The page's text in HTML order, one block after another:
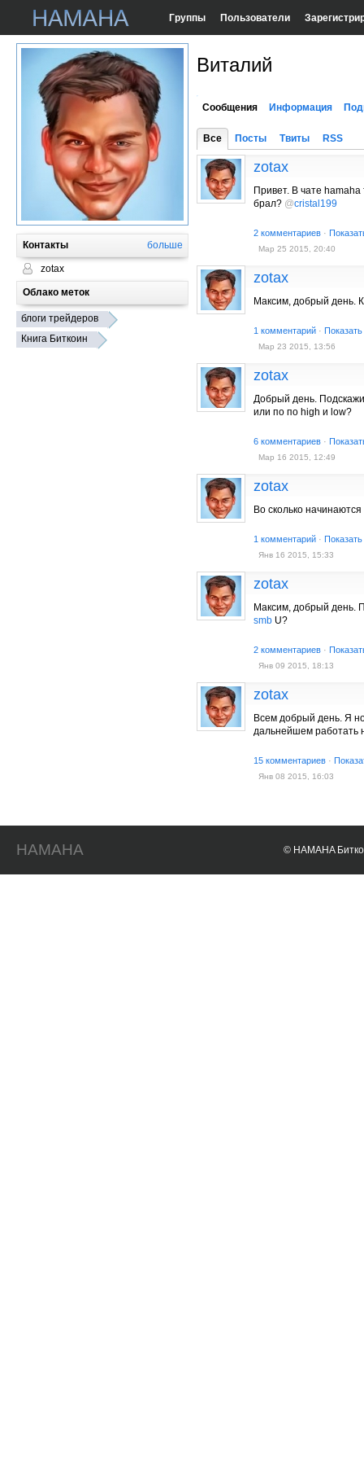
Группы Пользователи
Контакты больше
zotax
Облако меток
блоги трейдеров
Книга Биткоин
Виталий
Сообщения Информация
Все Посты Твиты RSS
zotax
Привет. В чате
брал? @cristal199
2 комментариев ·
Мар 25 2015, 20:40
zotax
Максим, добрый день.
1 комментарий ·
Мар 23 2015, 13:56
zotax
Добрый день.
или по по high и low?
6 комментариев ·
Мар 16 2015, 12:49
zotax
Во сколько
1 комментарий ·
Янв 16 2015, 15:33
zotax
Максим, добрый день.
smb U?
2 комментариев ·
Янв 09 2015, 18:13
zotax
Всем добрый день. Я
дальнейшем работать
15 комментариев ·
Янв 08 2015, 16:03
HAMAHA © HAMAHA